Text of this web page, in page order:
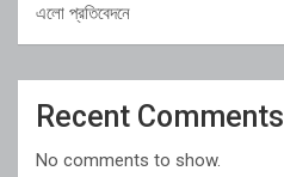
এলো প্রতিবেদনে
Recent Comments
No comments to show.